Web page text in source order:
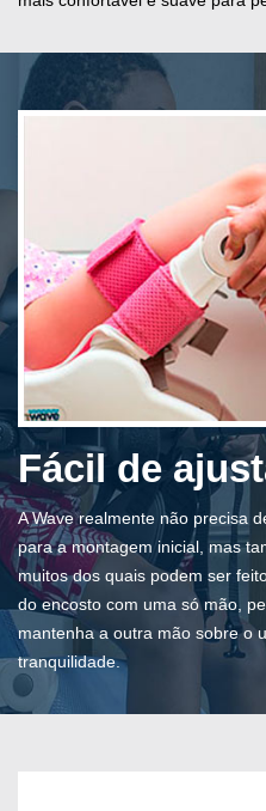
Fácil de
A Wave realmente não precisa
para a montagem inicial, mas
muitos dos quais podem ser
do encosto com uma só mão,
mantenha a outra mão sobre o
tranquilidade.